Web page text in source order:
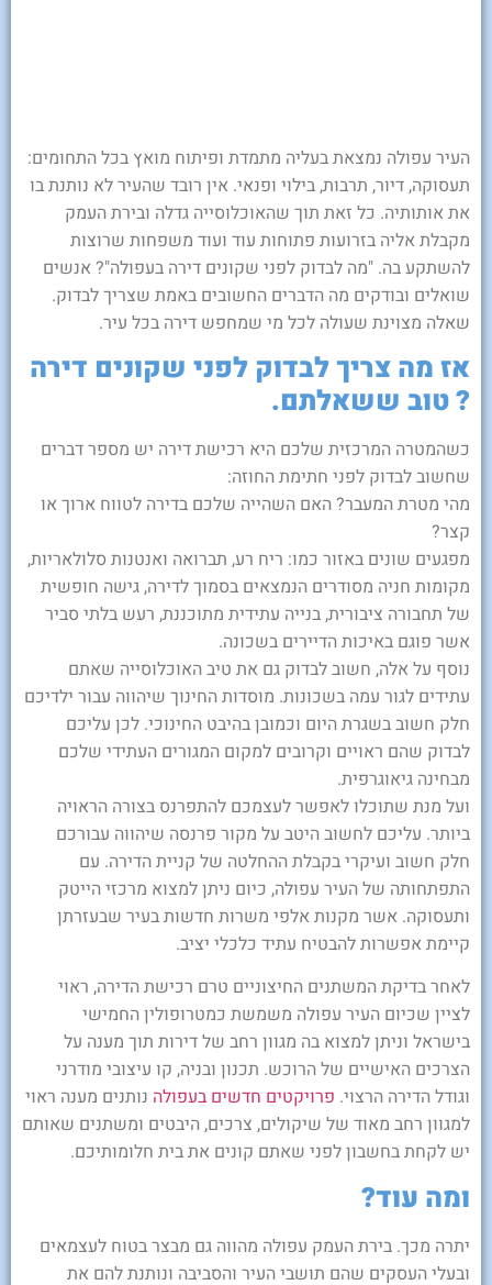
העיר עפולה נמצאת בעליה מתמדת ופיתוח מואץ בכל התחומים:
תעסוקה, דיור, תרבות, בילוי ופנאי. אין רובד שהעיר לא נותנת בו
את אותותיה. כל זאת תוך שהאוכלוסייה גדלה ובירת העמק
מקבלת אליה בזרועות פתוחות עוד ועוד משפחות שרוצות
להשתקע בה. "מה לבדוק לפני שקונים דירה בעפולה"? אנשים
שואלים ובודקים מה הדברים החשובים באמת שצריך לבדוק.
שאלה מצוינת שעולה לכל מי שמחפש דירה בכל עיר.
אז מה צריך לבדוק לפני שקונים דירה
? טוב ששאלתם.
כשהמטרה המרכזית שלכם היא רכישת דירה יש מספר דברים
שחשוב לבדוק לפני חתימת החוזה:
מהי מטרת המעבר? האם השהייה שלכם בדירה לטווח ארוך או
קצר?
מפגעים שונים באזור כמו: ריח רע, תברואה ואנטנות סלולאריות,
מקומות חניה מסודרים הנמצאים בסמוך לדירה, גישה חופשית
של תחבורה ציבורית, בנייה עתידית מתוכננת, רעש בלתי סביר
אשר פוגם באיכות הדיירים בשכונה.
נוסף על אלה, חשוב לבדוק גם את טיב האוכלוסייה שאתם
עתידים לגור עמה בשכונות. מוסדות החינוך שיהווה עבור ילדיכם
חלק חשוב בשגרת היום וכמובן בהיבט החינוכי. לכן עליכם
לבדוק שהם ראויים וקרובים למקום המגורים העתידי שלכם
מבחינה גיאוגרפית.
ועל מנת שתוכלו לאפשר לעצמכם להתפרנס בצורה הראויה
ביותר. עליכם לחשוב היטב על מקור פרנסה שיהווה עבורכם
חלק חשוב ועיקרי בקבלת ההחלטה של קניית הדירה. עם
התפתחותה של העיר עפולה, כיום ניתן למצוא מרכזי הייטק
ותעסוקה. אשר מקנות אלפי משרות חדשות בעיר שבעזרתן
קיימת אפשרות להבטיח עתיד כלכלי יציב.
לאחר בדיקת המשתנים החיצוניים טרם רכישת הדירה, ראוי
לציין שכיום העיר עפולה משמשת כמטרופולין החמישי
בישראל וניתן למצוא בה מגוון רחב של דירות תוך מענה על
הצרכים האישיים של הרוכש. תכנון ובניה, קו עיצובי מודרני
וגודל הדירה הרצוי. פרויקטים חדשים בעפולה נותנים מענה ראוי
למגוון רחב מאוד של שיקולים, צרכים, היבטים ומשתנים שאותם
יש לקחת בחשבון לפני שאתם קונים את בית חלומותיכם.
ומה עוד?
יתרה מכך. בירת העמק עפולה מהווה גם מבצר בטוח לעצמאים
ובעלי העסקים שהם תושבי העיר והסביבה ונותנת להם את